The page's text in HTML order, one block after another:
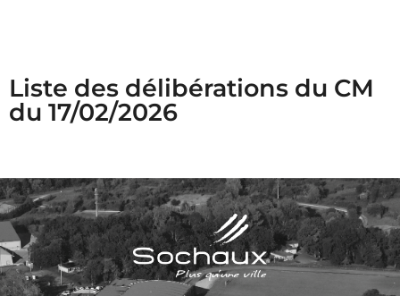
Liste des délibérations du CM
du 17/02/2026